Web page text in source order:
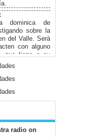
dominica de
sobre la
del Valle. Serà
con alguno
que tiene a su
pueden pasar
im{agenes
Maria
protección en
Di Pietro
radio on